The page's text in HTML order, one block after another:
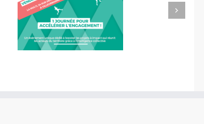
Didier Amiel, entrepreneur
chez Misa Légumes
Next